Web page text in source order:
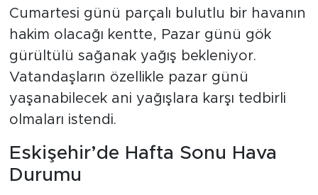
Cumartesi günü parçalı bulutlu bir havanın
hakim olacağı kentte, Pazar günü gök
gürültülü sağanak yağış bekleniyor.
Vatandaşların özellikle pazar günü
yaşanabilecek ani yağışlara karşı tedbirli
olmaları istendi.
Eskişehir’de Hafta Sonu Hava
Durumu